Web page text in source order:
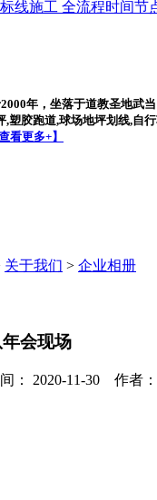
线施工 全流程时间节
年，坐落于道教圣地武
,塑胶跑道,球场地坪划线,自
查看更多+】
关于我们 > 企业相册
会现场
： 2020-11-30 作者：